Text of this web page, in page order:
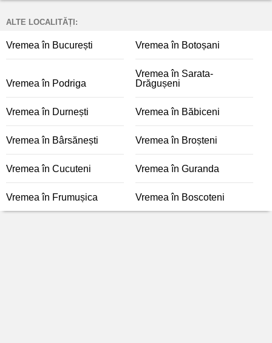
ALTE LOCALITĂȚI:
Vremea în București Vremea în Botoșani
Vremea în Podriga
Vremea în Sarata-
Drăgușeni
Vremea în Durnești Vremea în Băbiceni
Vremea în Bârsănești Vremea în Broșteni
Vremea în Cucuteni Vremea în Guranda
Vremea în Frumușica Vremea în Boscoteni